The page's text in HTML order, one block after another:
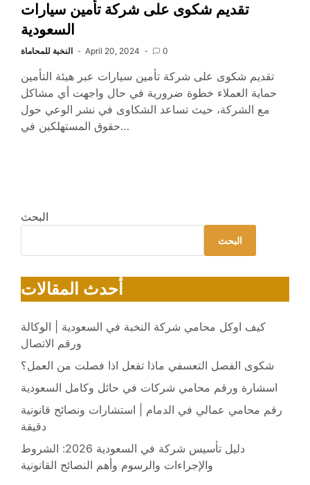
تقديم شكوى على شركة تأمين سيارات
السعودية
النخبة للمحاماة April 20, 2024 0
تقديم شكوى على شركة تأمين سيارات عبر هيئة التأمين
حماية العملاء خطوة ضرورية في حال واجهت أي مشاكل
مع الشركة، حيث تساعد الشكاوى في نشر الوعي حول
حقوق المستهلكين في…
البحث
البحث
أحدث المقالات
كيف اوكل محامي شركة النخبة في السعودية | الوكالة
ورقم الاتصال
شكوى الفصل التعسفي ماذا تفعل اذا فصلت من العمل؟
اسشارة ورقم محامي شركات في حائل وكامل السعودية
رقم محامي عمالي في الدمام | استشارات ونصائح قانونية
دقيقة
دليل تأسيس شركة في السعودية 2026: الشروط
والإجراءات والرسوم وأهم النصائح القانونية